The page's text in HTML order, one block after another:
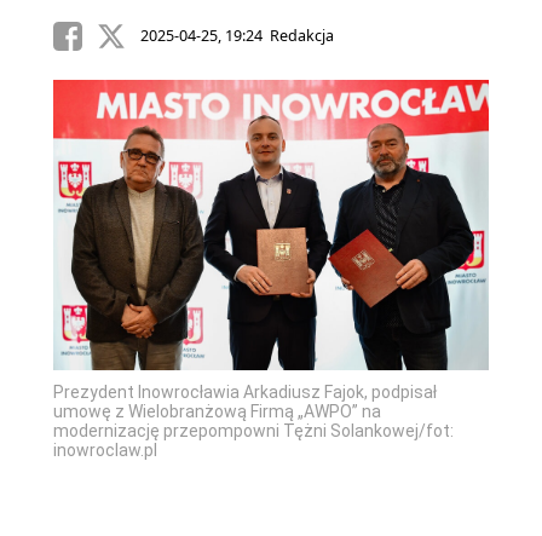
2025-04-25, 19:24 Redakcja
Prezydent Inowrocławia Arkadiusz Fajok, podpisał
umowę z Wielobranżową Firmą „AWPO” na
modernizację przepompowni Tężni Solankowej/fot:
inowroclaw.pl